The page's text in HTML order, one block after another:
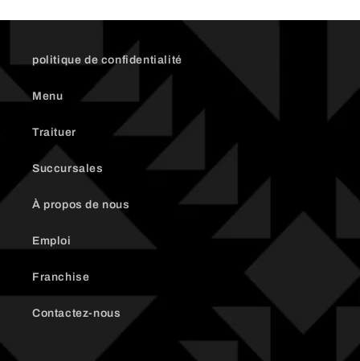
politique de confidentialité
Menu
Traituer
Succursales
À propos de nous
Emploi
Franchise
Contactez-nous